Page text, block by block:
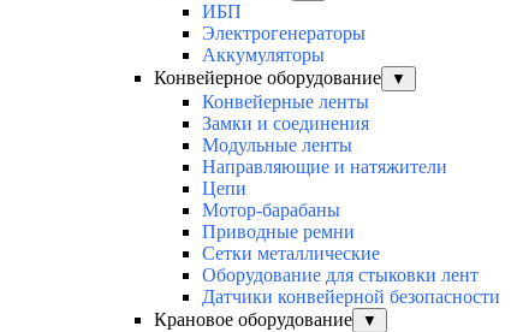
ИБП
Электрогенераторы
Аккумуляторы
Конвейерное оборудование
▼
Конвейерные ленты
Замки и соединения
Модульные ленты
Направляющие и натяжители
Цепи
Мотор-барабаны
Приводные ремни
Сетки металлические
Оборудование для стыковки лент
Датчики конвейерной безопасности
Крановое оборудование
▼